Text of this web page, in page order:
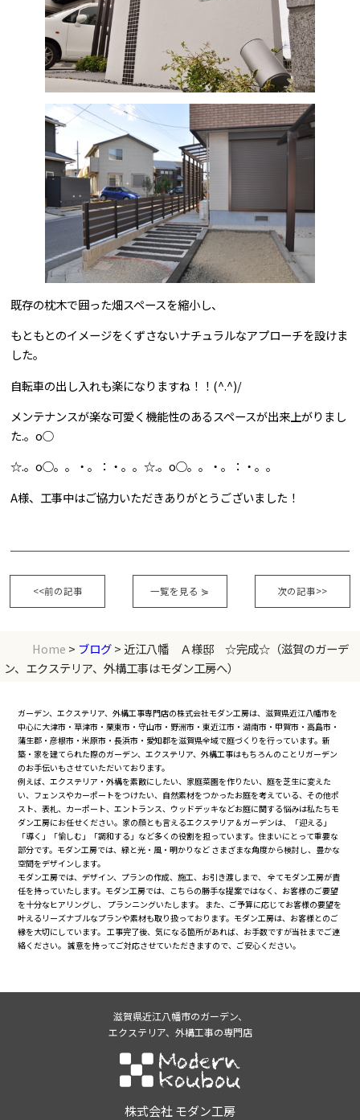
既存の枕木で囲った畑スペースを縮小し、
もともとのイメージをくずさないナチュラルなアプローチを設けま
した。
自転車の出し入れも楽になりますね！！(^.^)/
メンテナンスが楽な可愛く機能性のあるスペースが出来上がりまし
た.。o○
☆.。o○。。・。：・。。☆.。o○。。・。：・。。
A様、工事中はご協力いただきありがとうございました！
<<前の記事 次の記事>>
一覧を見る ⋟
Home > ブログ> 近江八幡 Ａ様邸 ☆完成☆（滋賀のガーデ
ン、エクステリア、外構工事はモダン工房へ）
ガーデン、エクステリア、外構工事専門店の株式会社モダン工房は、滋賀県近江八幡市を
中心に大津市・草津市・栗東市・守山市・野洲市・東近江市・湖南市・甲賀市・高島市・
蒲生郡・彦根市・米原市・長浜市・愛知郡を滋賀県全域で庭づくりを行っています。新
築・家を建てられた際のガーデン、エクステリア、外構工事はもちろんのことリガーデン
のお手伝いもさせていただいております。
例えば、エクステリア・外構を素敵にしたい、家庭菜園を作りたい、庭を芝生に変えた
い、フェンスやカーポートをつけたい、自然素材をつかったお庭を考えている、その他ポ
スト、表札、カーポート、エントランス、ウッドデッキなどお庭に関する悩みは私たちモ
ダン工房にお任せください。家の顔とも言えるエクステリア＆ガーデンは、「迎える」
「導く」「愉しむ」「調和する」など多くの役割を担っています。住まいにとって重要な
部分です。モダン工房では、緑と光・風・明かりなど さまざまな角度から検討し、豊かな
空間をデザインします。
モダン工房では、デザイン、プランの作成、施工、お引き渡しまで、 全てモダン工房が責
任を持っていたします。モダン工房では、こちらの勝手な提案ではなく、お客様のご要望
を十分なヒアリングし、 プランニングいたします。 また、ご予算に応じてお客様の要望を
叶えるリーズナブルなプランや素材も取り扱っております。モダン工房は、お客様とのご
縁を大切にしています。 工事完了後、気になる箇所があれば、お手数ですが当社までご連
絡ください。 誠意を持ってご対応させていただきますので、ご安心ください。
滋賀県近江八幡市のガーデン、
エクステリア、外構工事の専門店
株式会社 モダン工房